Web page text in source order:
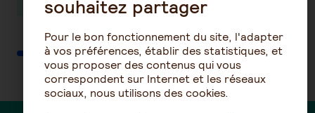
souhaitez partager
Pour le bon fonctionnement du site, l'adapter
à vos préférences, établir des statistiques, et
vous proposer des contenus qui vous
correspondent sur Internet et les réseaux
sociaux, nous utilisons des cookies.